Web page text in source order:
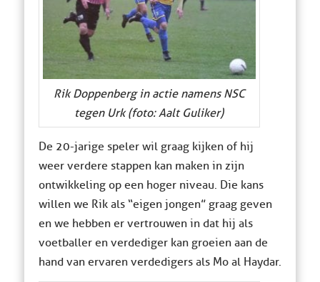
Rik Doppenberg in actie namens NSC
tegen Urk (foto: Aalt Guliker)
De 20-jarige speler wil graag kijken of hij
weer verdere stappen kan maken in zijn
ontwikkeling op een hoger niveau. Die kans
willen we Rik als “eigen jongen” graag geven
en we hebben er vertrouwen in dat hij als
voetballer en verdediger kan groeien aan de
hand van ervaren verdedigers als Mo al Haydar.